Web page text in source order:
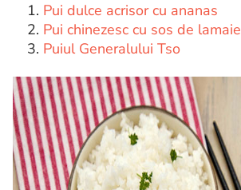
1. Pui dulce acrisor cu ananas
2. Pui chinezesc cu sos de lamaie
3. Puiul Generalului Tso